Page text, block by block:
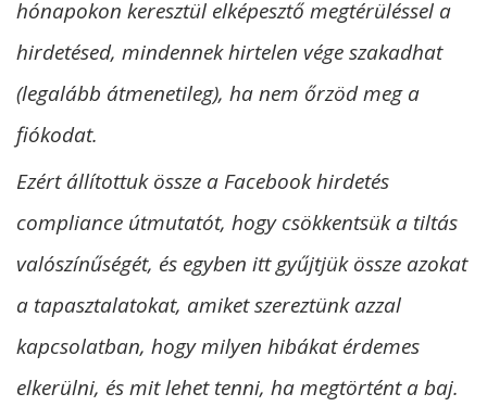
hónapokon keresztül elképesztő megtérüléssel a
hirdetésed, mindennek hirtelen vége szakadhat
(legalább átmenetileg), ha nem őrzöd meg a
fiókodat.
Ezért állítottuk össze a Facebook hirdetés
compliance útmutatót, hogy csökkentsük a tiltás
valószínűségét, és egyben itt gyűjtjük össze azokat
a tapasztalatokat, amiket szereztünk azzal
kapcsolatban, hogy milyen hibákat érdemes
elkerülni, és mit lehet tenni, ha megtörtént a baj.